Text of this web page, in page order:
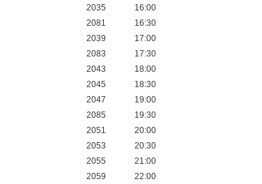
2035
16:00
2081
16:30
2039
17:00
2083
17:30
2043
18:00
2045
18:30
2047
19:00
2085
19:30
2051
20:00
2053
20:30
2055
21:00
2059
22:00